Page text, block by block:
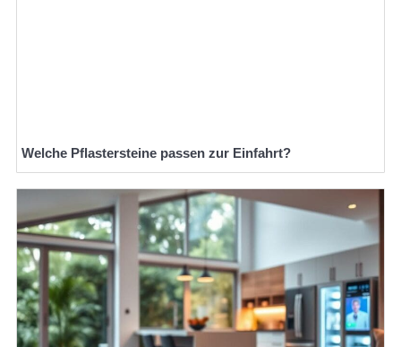
Welche Pflastersteine passen zur Einfahrt?